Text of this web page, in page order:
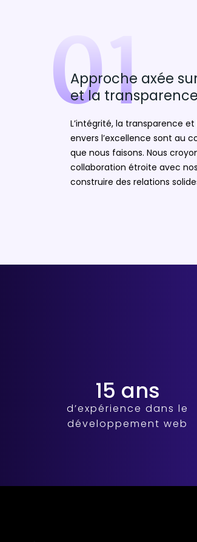
01
Approche axée
et la
L’intégrité, la transparence
envers l’excellence sont au
que nous faisons. Nous
collaboration étroite avec
construire des relations
15 ans
d’expérience dans le
développement web